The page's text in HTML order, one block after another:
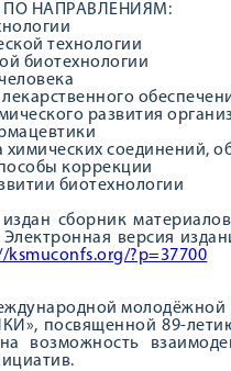
ПО НАПРАВЛЕНИЯМ:
технологии
биотехнологии
развития
химических соединений,
коррекции
биотехнологии
сборник
версия
ksmuconfs.org/?p=37700
посвященной 89-летию
возможность